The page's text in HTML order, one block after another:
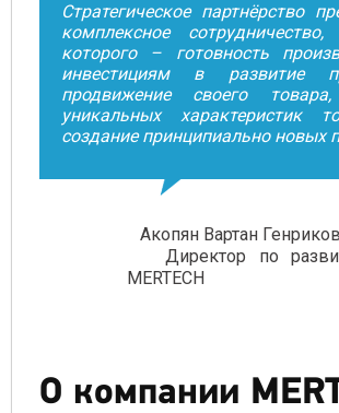
Стратегическое партнёрство
комплексное
которого – готовность
инвестициям в развитие
продвижение своего
уникальных характеристик
создание принципиально новых
Акопян Вартан
Директор по
MERTECH
О компании